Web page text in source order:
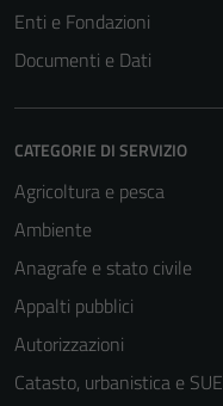
Enti e Fondazioni
Documenti e Dati
CATEGORIE DI SERVIZIO
Agricoltura e pesca
Ambiente
Anagrafe e stato civile
Appalti pubblici
Autorizzazioni
Catasto, urbanistica e SUE